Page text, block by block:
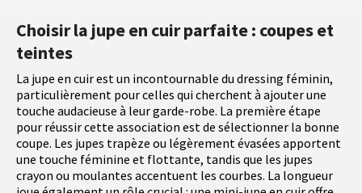
Choisir la jupe en cuir parfaite : coupes et
teintes
La jupe en cuir est un incontournable du dressing féminin,
particulièrement pour celles qui cherchent à ajouter une
touche audacieuse à leur garde-robe. La première étape
pour réussir cette association est de sélectionner la bonne
coupe. Les jupes trapèze ou légèrement évasées apportent
une touche féminine et flottante, tandis que les jupes
crayon ou moulantes accentuent les courbes. La longueur